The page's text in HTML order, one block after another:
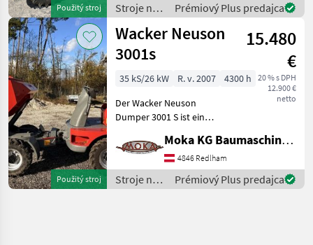
Použitý stroj
Stroje na
stavbu /
Ausa
Prémiový Plus predajca
Použitý stroj
Wacker Neuson
3001s
15.480
€
20 % s DPH
12.900 €
netto
35 kS/26 kW R. v. 2007
4300 h
Der Wacker Neuson
Dumper 3001 S ist ein
Baugerät, das ideal für
Bauprojekte jeder Art
geeignet ist. Dieses Modell
aus dem Baujahr 2007 ist
Moka KG Baumaschinenhandel
4846 Redlham
Stroje na
stavbu /
Prémiový Plus predajca